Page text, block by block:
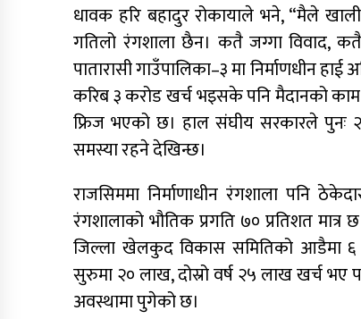
धावक हरि बहादुर रोकायाले भने, “मैले
गतिलो रंगशाला छैन। कतै जग्गा विवाद,
पातारासी गाउँपालिका–३ मा निर्माणधीन
करिब ३ करोड खर्च भइसके पनि मैदानको
फ्रिज भएको छ। हाल संघीय सरकारले पुनः
समस्या रहने देखिन्छ।
राजसिममा निर्माणाधीन रंगशाला पनि
रंगशालाको भौतिक प्रगति ७० प्रतिशत
जिल्ला खेलकुद विकास समितिको आडैमा ६
सुरुमा २० लाख, दोस्रो वर्ष २५ लाख खर्च भए
अवस्थामा पुगेको छ।